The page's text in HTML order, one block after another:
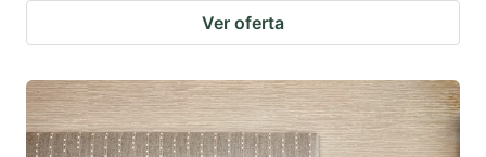
Ver oferta